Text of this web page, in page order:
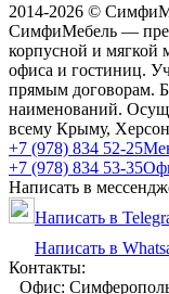
2014-2026 ©
СимфиМебель —
корпусной и мягкой
офиса и гостиниц.
прямым договорам.
наименований.
всему Крыму,
+7 (978) 834 52-25
+7 (978) 834 53-35
Написать в
Написать в
Написать в
Контакты:
Офис: